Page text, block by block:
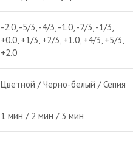
-2.0, -5/3, -4/3, -1.0, -2/3, -1/3,
+0.0, +1/3, +2/3, +1.0, +4/3, +5/3,
+2.0
Цветной / Черно-белый / Сепия
1 мин / 2 мин / 3 мин